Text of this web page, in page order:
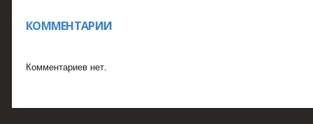
КОММЕНТАРИИ
Комментариев нет.